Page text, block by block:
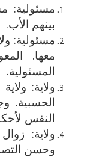
مسئولية:
بينهم الأب.
مسئولية:
معها.
المسئولية.
ولاية:
الحسبية.
النفس
ولاية:
وحسن